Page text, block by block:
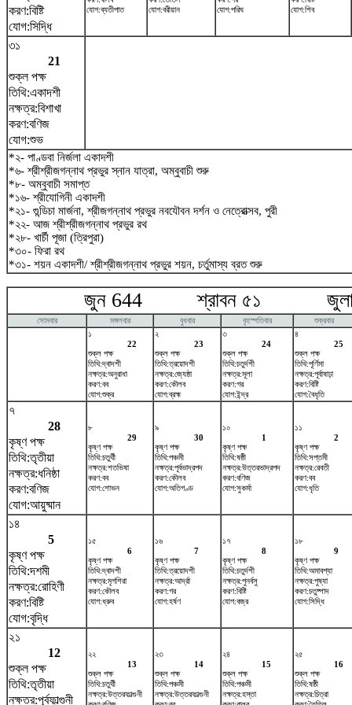
করণ:বিষ্টি
যোগ:সিদ্ধি
যোগ:ব্যতীপাত
যোগ:বরীয়ান
যোগ:পরিঘ
যোগ:শিব
৩১
21
শুক্ল পক্ষ
তিথি:একাদশী
নক্ষত্র:বিশাখা
করণ:বণিজ
যোগ:শুভ
*২- পাণ্ডবা নির্জলা একাদশী
*৬- শ্রীশ্রীজগন্নাথ প্রভুর স্নান যাত্রা, অম্বুবাচী শুরু
*৮- অম্বুবাচী সমাপ্ত
*১৬- শ্রীযোগিনী একাদশী
*২১- গুন্ডিচা মার্জনা, শ্রীজগন্নাথ প্রভুর নবযৌবন দর্শন ও নেত্রোত্সব, পুরী
*২২- আজ শ্রীশ্রীজগন্নাথ প্রভুর রথ
*২৮- খার্চী পূজা (ত্রিপুরা)
*৩০- ফিরা রথ
*৩১- শয়ন একাদশী/ শ্রীশ্রীজগন্নাথ প্রভুর শয়ন, চর্তুমাস্য ব্রত শুরু
জুন 644 শ্রাবন ৫১
সোমবার মঙ্গলবার বুধবার বৃহস্পতিবার
শুক্রবার
১
22
শুক্ল পক্ষ
তিথি:দ্বাদশী
নক্ষত্র:অনুরাধা
করণ:বব
যোগ:শুক্র
২
23
শুক্ল পক্ষ
তিথি:ত্রয়োদশী
নক্ষত্র:জ্যেষ্ঠা
করণ:কৌলব
যোগ:ব্রহ্ম
৩
24
শুক্ল পক্ষ
তিথি:চতুর্দশী
নক্ষত্র:মূলা
করণ:গর
যোগ:ইন্দ্র
৪
25
শুক্ল পক্ষ
তিথি:পূর্ণিমা
নক্ষত্র:পূর্বাষাঢ়া
করণ:বিষ্টি
যোগ:বৈধৃতি
৭
28
কৃষ্ণ পক্ষ
তিথি:তৃতীয়া
নক্ষত্র:ধনিষ্ঠা
করণ:বণিজ
যোগ:আয়ুষ্মান
৮
29
কৃষ্ণ পক্ষ
তিথি:চতুর্থী
নক্ষত্র:শতভিষ‌া
করণ:বব
যোগ:শোভন
৯
30
কৃষ্ণ পক্ষ
তিথি:পঞ্চমী
নক্ষত্র:পূর্বভাদ্রপদ
করণ:কৌলব
যোগ:অতিগণ্ড
১০
1
কৃষ্ণ পক্ষ
তিথি:ষষ্ঠী
নক্ষত্র:উত্তরভাদ্রপদ
করণ:বণিজ
যোগ:সুকর্মা
১১
2
কৃষ্ণ পক্ষ
তিথি:সপ্তমী
নক্ষত্র:রেবতী
করণ:বব
যোগ:ধৃতি
১৪
5
কৃষ্ণ পক্ষ
তিথি:দশমী
নক্ষত্র:রোহিণী
করণ:বিষ্টি
যোগ:বৃদ্ধি
১৫
6
কৃষ্ণ পক্ষ
তিথি:দ্বাদশী
নক্ষত্র:মৃগশিরা
করণ:কৌলব
যোগ:ধ্রুব
১৬
7
কৃষ্ণ পক্ষ
তিথি:ত্রয়োদশী
নক্ষত্র:আর্দ্রা
করণ:গর
যোগ:হর্ষণ
১৭
8
কৃষ্ণ পক্ষ
তিথি:চতুর্দশী
নক্ষত্র:পুনর্বসু
করণ:বিষ্টি
যোগ:বজ্র
১৮
9
কৃষ্ণ পক্ষ
তিথি:অমাবশ্যা
নক্ষত্র:পুষ্যা
করণ:চতুষ্পাদ
যোগ:সিদ্ধি
২১
12
শুক্ল পক্ষ
তিথি:তৃতীয়া
নক্ষত্র:পূর্বফাল্গুনী
২২
13
শুক্ল পক্ষ
তিথি:চতুর্থী
নক্ষত্র:উত্তরফাল্গুনী
২৩
14
শুক্ল পক্ষ
তিথি:পঞ্চমী
নক্ষত্র:উত্তরফাল্গুনী
২৪
15
শুক্ল পক্ষ
তিথি:পঞ্চমী
নক্ষত্র:হস্তা
২৫
16
শুক্ল পক্ষ
তিথি:ষষ্ঠী
নক্ষত্র:চিত্রা